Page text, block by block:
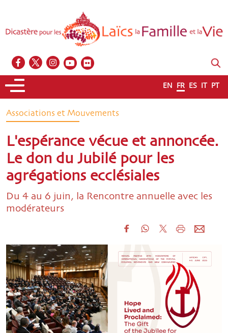
EN FR ES IT PT
Associations et Mouvements
L'espérance vécue et annoncée.
Le don du Jubilé pour les
agrégations ecclésiales
Du 4 au 6 juin, la Rencontre annuelle avec les
modérateurs